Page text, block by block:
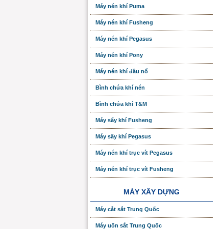
Máy nén khí Puma
Máy nén khí Fusheng
Máy nén khí Pegasus
Máy nén khí Pony
Máy nén khí đầu nổ
Bình chứa khí nén
Bình chứa khí T&M
Máy sấy khí Fusheng
Máy sấy khí Pegasus
Máy nén khí trục vít Pegasus
Máy nén khí trục vít Fusheng
MÁY XÂY DỰNG
Máy cắt sắt Trung Quốc
Máy uốn sắt Trung Quốc